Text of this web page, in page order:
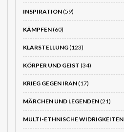
INSPIRATION(59)
KÄMPFEN(60)
KLARSTELLUNG(123)
KÖRPER UND GEIST (34)
KRIEG GEGEN IRAN(17)
MÄRCHEN UND LEGENDEN(21)
MULTI-ETHNISCHE WIDRIGKEITEN